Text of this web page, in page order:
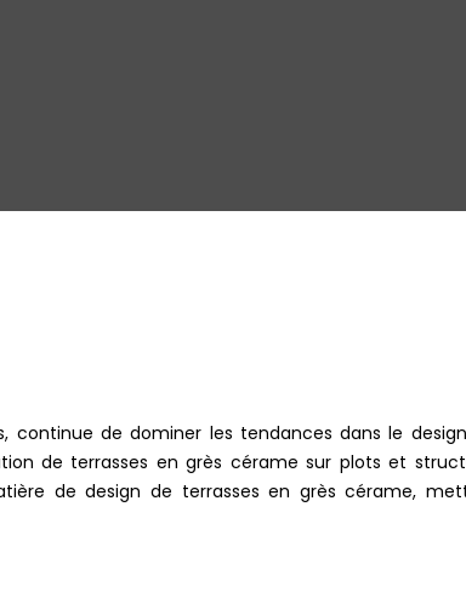
de dominer les tendances dans le
de terrasses en grès cérame sur plots et
de design de terrasses en grès cérame,